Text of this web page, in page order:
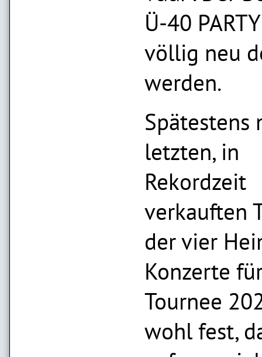
Ü-40
völlig neu
werden.
Spätestens
letzten, in
Rekordzeit
verkauften
der vier
Konzerte
Tournee
wohl fest,